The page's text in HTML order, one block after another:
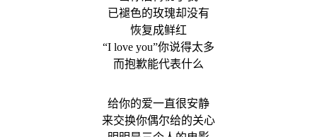
已褪色的玫瑰却没有
恢复成鲜红
“I love you”你说得太多
而抱歉能代表什么
给你的爱一直很安静
来交换你偶尔给的关心